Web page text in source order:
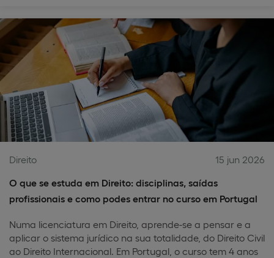
Direito
15 jun 2026
O que se estuda em Direito: disciplinas, saídas
profissionais e como podes entrar no curso em Portugal
Numa licenciatura em Direito, aprende-se a pensar e a
aplicar o sistema jurídico na sua totalidade, do Direito Civil
ao Direito Internacional. Em Portugal, o curso tem 4 anos